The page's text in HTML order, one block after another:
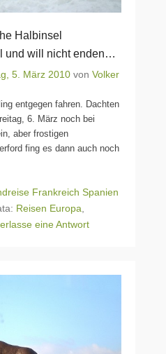
Halbinsel
und will nicht enden…
5. März 2010 von Volker
entgegen fahren. Dachten
6. März noch bei
aber frostigen
fing es dann auch noch
Frankreich Spanien
Reisen Europa
eine Antwort